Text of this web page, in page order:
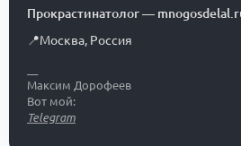
Прокрастинатолог—
📍Москва, Россия
Максим Дорофеев
Вот мой:
Telegram